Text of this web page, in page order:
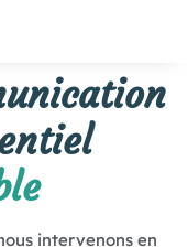
intervenons en